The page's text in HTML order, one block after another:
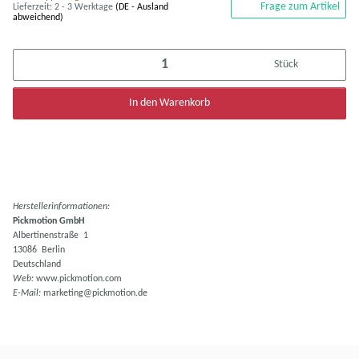
Lieferzeit: 2 - 3 Werktage (DE - Ausland
abweichend)
Frage zum Artikel
Stück
In den Warenkorb
Herstellerinformationen:
Pickmotion GmbH
Albertinenstraße 1
13086 Berlin
Deutschland
Web: www.pickmotion.com
E-Mail: marketing@pickmotion.de